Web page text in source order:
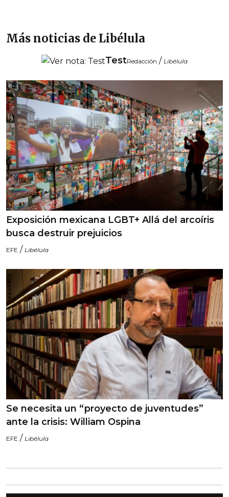
Más noticias de Libélula
TestRedacción / Libélula
Exposición mexicana LGBT+ Allá del arcoíris
busca destruir prejuicios
EFE / Libélula
Se necesita un “proyecto de juventudes”
ante la crisis: William Ospina
EFE / Libélula